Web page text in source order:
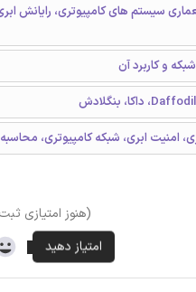
سیستم های کامپیوتری، رایانش
و کاربرد آن
امنیت ابری، شبکه کامپیوتری،
(هنوز امتیازی